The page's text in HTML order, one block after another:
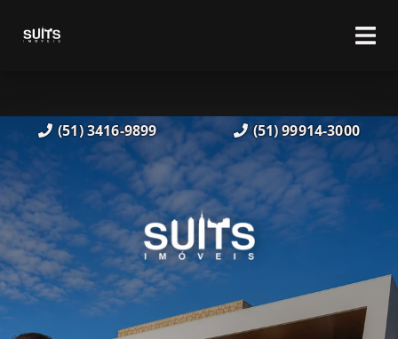
(51) 3416-9899 (51) 99914-3000